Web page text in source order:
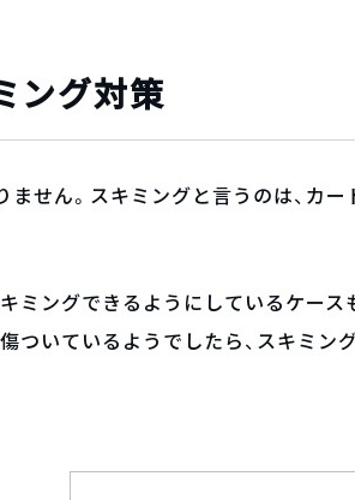
ング対策
ません。スキミングと言うのは、カ
ミングできるようにしているケース
ついているようでしたら、スキミン